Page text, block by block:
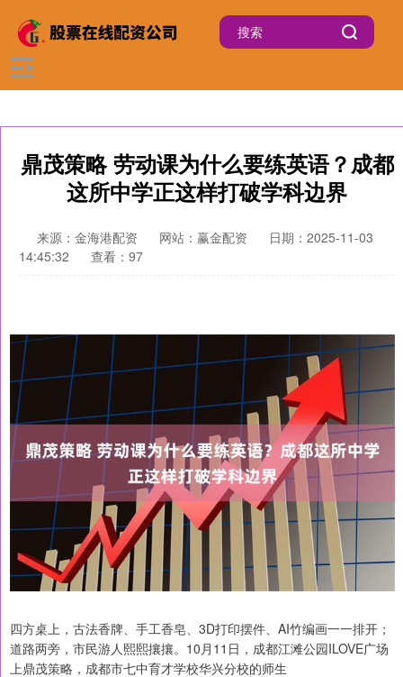
鼎茂策略 劳动课为什么要练英语？成都
这所中学正这样打破学科边界
来源：金海港配资 网站：赢金配资
日期：2025-11-03
14:45:32
查看：97
四方桌上，古法香牌、手工香皂、3D打印摆件、AI竹编画一一排开；
道路两旁，市民游人熙熙攘攘。10月11日，成都江滩公园ILOVE广场
上鼎茂策略，成都市七中育才学校华兴分校的师生